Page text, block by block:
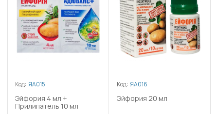
Код: ЯА015
Эйфория 4 мл +
Прилипатель 10 мл
Код: ЯА016
Эйфория 20 мл